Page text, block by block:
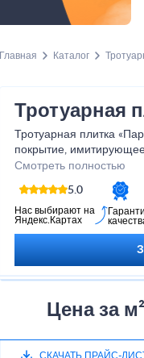
Главная Каталог
Тротуарная
Тротуарная плитка
покрытие,
Благодаря аккуратной
фактуре она придаёт
вид. Плитка устойчива
нагрузкам, не
гармонично смотрится
Размер: 300×300×60
Материал:
Смотреть полностью
5.0
Нас выбирают на
Яндекс.Картах
Цена за
СКАЧАТЬ ПРАЙС-